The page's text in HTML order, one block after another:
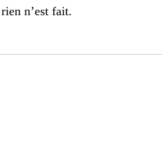
n’est fait.